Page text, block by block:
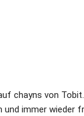
chayns von
und immer wieder